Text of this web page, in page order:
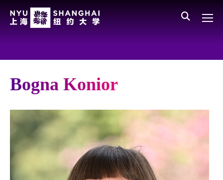
All NYU
Bogna Konior